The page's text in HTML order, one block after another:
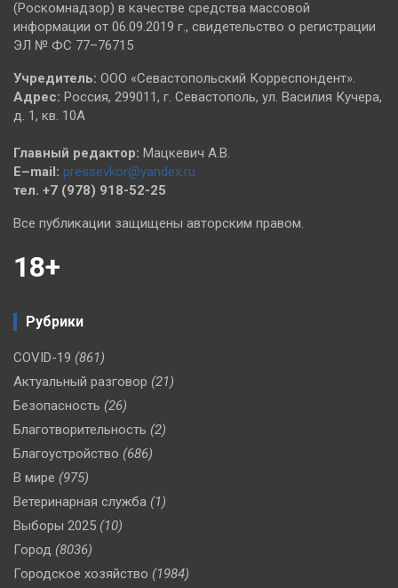
(Роскомнадзор) в качестве средства массовой
информации от 06.09.2019 г., свидетельство о регистрации
ЭЛ № ФС 77–76715
Учредитель: ООО «Севастопольский Корреспондент».
Адрес: Россия, 299011, г. Севастополь, ул. Василия Кучера,
д. 1, кв. 10А
Главный редактор: Мацкевич А.В.
E–mail: pressevkor@yandex.ru
тел. +7 (978) 918-52-25
Все публикации защищены авторским правом.
18+
Рубрики
COVID-19 (861)
Актуальный разговор (21)
Безопасность (26)
Благотворительность (2)
Благоустройство (686)
В мире (975)
Ветеринарная служба (1)
Выборы 2025 (10)
Город (8036)
Городское хозяйство (1984)